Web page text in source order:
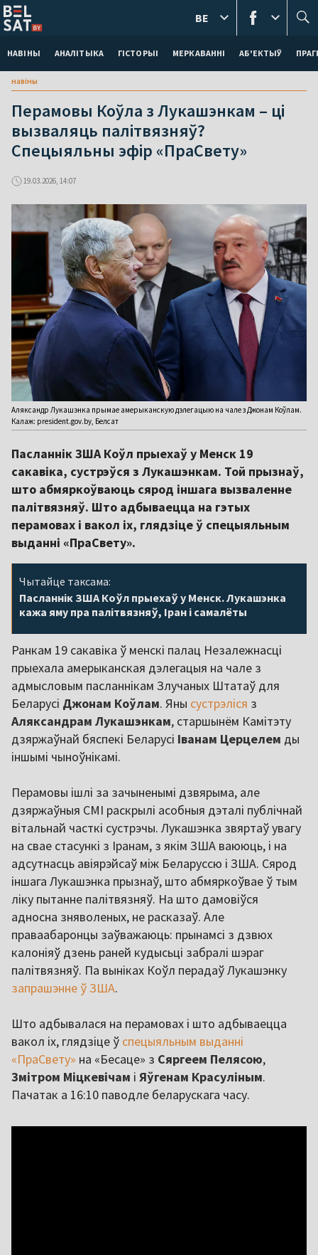
НАВІНЫ АНАЛІТЫКА ГІСТОРЫІ МЕРКАВАННI АБ'ЕКТЫЎ
BE
навіны
Перамовы Коўла з Лукашэнкам – ці
вызваляць палітвязняў?
Спецыяльны эфір «ПраСвету»
19.03.2026, 14:07
Аляксандр Лукашэнка прымае амерыканскую дэлегацыю на чале з Джонам Коўлам.
Калаж: president.gov.by, Белсат
Пасланнік ЗША Коўл прыехаў у Менск 19
сакавіка, сустрэўся з Лукашэнкам. Той прызнаў,
што абмяркоўваюць сярод іншага вызваленне
палітвязняў. Што адбываецца на гэтых
перамовах і вакол іх, глядзіце ў спецыяльным
выданні «ПраСвету».
Чытайце таксама:
Пасланнік ЗША Коўл прыехаў у Менск. Лукашэнка
кажа яму пра палітвязняў, Іран і самалёты
Ранкам 19 сакавіка ў менскі палац Незалежнасці
прыехала амерыканская дэлегацыя на чале з
адмысловым пасланнікам Злучаных Штатаў для
Беларусі Джонам Коўлам. Яны сустрэліся з
Аляксандрам Лукашэнкам, старшынём Камітэту
дзяржаўнай бяспекі Беларусі Іванам Церцелем ды
іншымі чыноўнікамі.
Перамовы ішлі за зачыненымі дзвярыма, але
дзяржаўныя СМІ раскрылі асобныя дэталі публічнай
вітальнай часткі сустрэчы. Лукашэнка звяртаў увагу
на свае стасункі з Іранам, з якім ЗША ваююць, і на
адсутнасць авіярэйсаў між Беларуссю і ЗША. Сярод
іншага Лукашэнка прызнаў, што абмяркоўвае ў тым
ліку пытанне палітвязняў. На што дамовіўся
адносна зняволеных, не расказаў. Але
праваабаронцы заўважаюць: прынамсі з дзвюх
калоніяў дзень раней кудысьці забралі шэраг
палітвязняў. Па выніках Коўл перадаў Лукашэнку
запрашэнне ў ЗША.
Што адбывалася на перамовах і што адбываецца
вакол іх, глядзіце ў спецыяльным выданні
«ПраСвету» на «Бесаце» з Сяргеем Пелясою,
Змітром Міцкевічам і Яўгенам Красуліным.
Пачатак а 16:10 паводле беларускага часу.